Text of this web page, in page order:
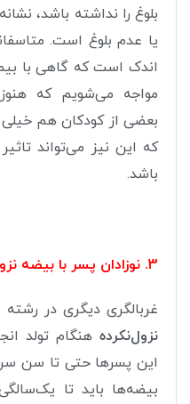
بلوغ را نداشته باشد،
یا عدم بلوغ است.
اندک است که گاهی با
مواجه می‌شویم که
بعضی از کودکان هم خیلی
که این نیز می‌تواند
باشد.
3. نوزادان پسر با بیضه نزول‌نکرده نیاز به غربالگری دارند
غربالگری دیگری در رشته
نزول‌نکرده هنگام تولد
این پسرها حتی تا سن
بیضه‌ها باید تا